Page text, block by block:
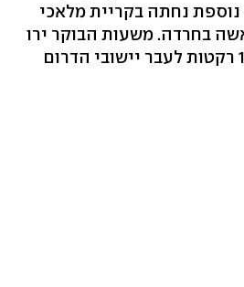
נחתה בקריית מלאכי
בחרדה. משעות הבוקר ירו
הפלסטינים יותר מ-16 רקטות לעבר יישובי הדרום